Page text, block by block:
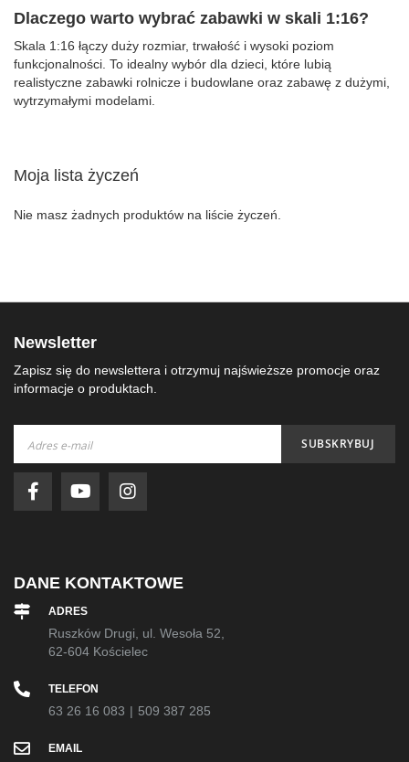
Dlaczego warto wybrać zabawki w skali 1:16?
Skala 1:16 łączy duży rozmiar, trwałość i wysoki poziom
funkcjonalności. To idealny wybór dla dzieci, które lubią
realistyczne zabawki rolnicze i budowlane oraz zabawę z dużymi,
wytrzymałymi modelami.
Moja lista życzeń
Nie masz żadnych produktów na liście życzeń.
Newsletter
Zapisz się do newslettera i otrzymuj najświeższe promocje oraz
informacje o produktach.
nasz
newsletter:
SUBSKRYBUJ
DANE KONTAKTOWE
ADRES
Ruszków Drugi, ul. Wesoła 52,
62-604 Kościelec
TELEFON
63 26 16 083 | 509 387 285
EMAIL